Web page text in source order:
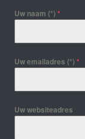
Uw naam (*) *
Uw emailadres (*) *
Uw websiteadres